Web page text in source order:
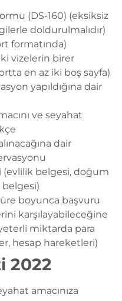
(DS-160) (eksiksiz
doldurulmalıdır)
formatında)
vizelerin birer
en az iki boş sayfa)
yapıldığına dair
ve seyahat
dair
belgesi, doğum
boyunca başvuru
karşılayabileceğine
miktarda para
hesap hareketleri)
2022
amacınıza